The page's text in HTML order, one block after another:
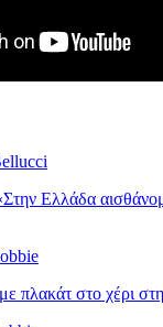
Ελλάδα
πλακάτ στο χέρι